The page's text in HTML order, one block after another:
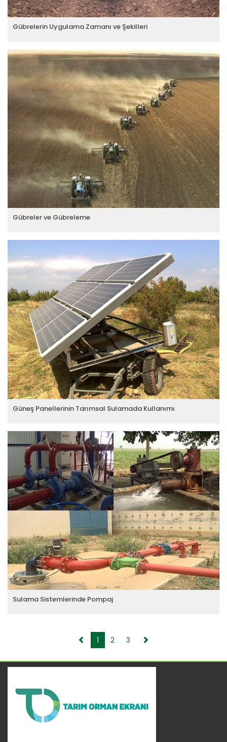
Gübrelerin Uygulama Zamanı ve Şekilleri
Gübreler ve Gübreleme
Güneş Panellerinin Tarımsal Sulamada Kullanımı
Sulama Sistemlerinde Pompaj
1 2 3